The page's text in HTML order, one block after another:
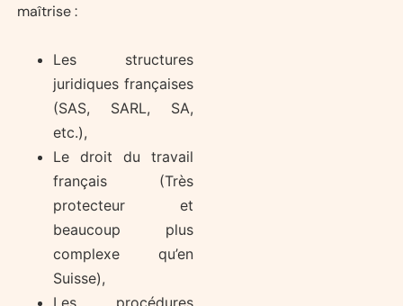
maîtrise :
Les structures
juridiques françaises
(SAS, SARL, SA,
etc.),
Le droit du travail
français (Très
protecteur et
beaucoup plus
complexe qu’en
Suisse),
Les procédures